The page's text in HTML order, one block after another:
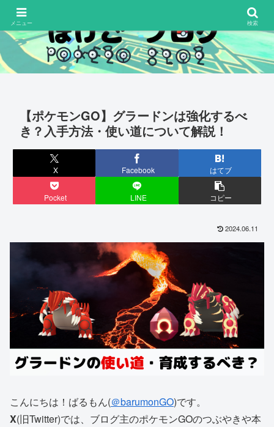
【ポケモンGO】グラードンは強化するべ
き？入手方法・使い道について解説！
X Facebook はてブ
Pocket LINE コピー
2024.06.11
こんにちは！ばるもん(＠barumonGO)です。
X(旧Twitter)では、ブログ主のポケモンGOのつぶやきや本
メニュー 検索